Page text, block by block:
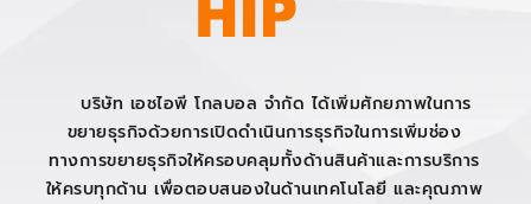
บริษัท เอชไอพี โกลบอล จำกัด ได้เพิ่มศักยภาพในการ
ขยายธุรกิจด้วยการเปิดดำเนินการธุรกิจในการเพิ่มช่อง
ทางการขยายธุรกิจให้ครอบคลุมทั้งด้านสินค้าและการบริการ
ให้ครบทุกด้าน เพื่อตอบสนองในด้านเทคโนโลยี และคุณภาพ